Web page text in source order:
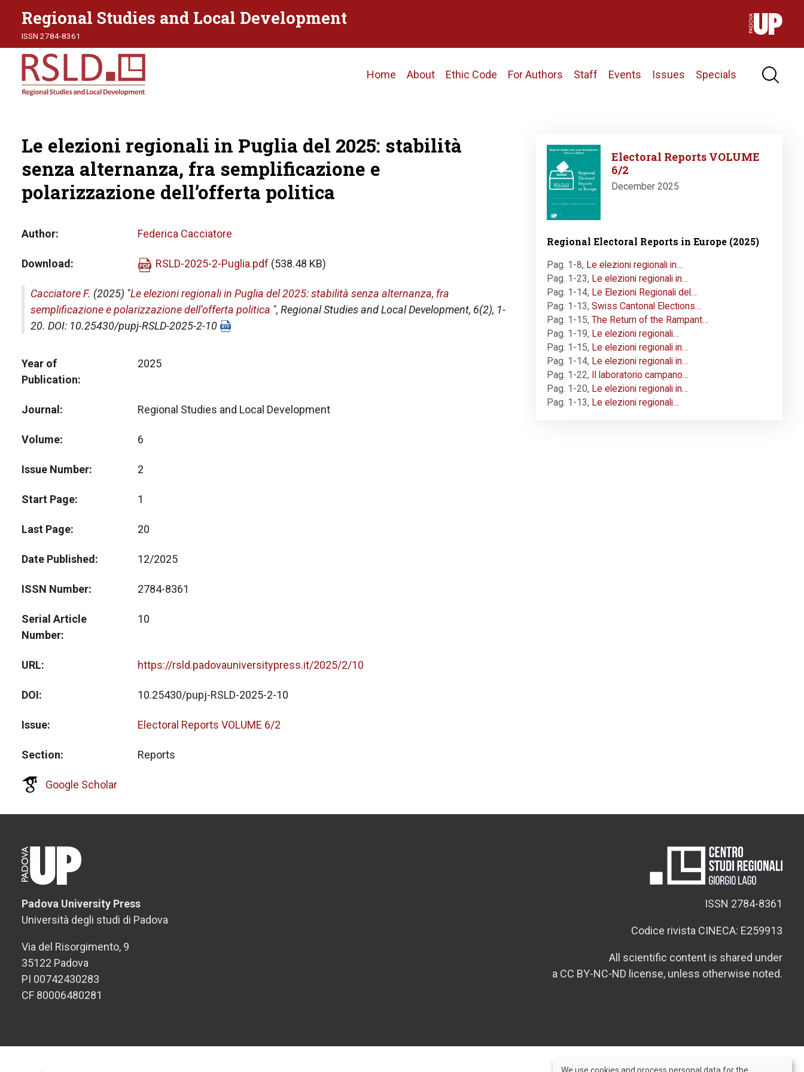
Regional Studies and Local Development
ISSN 2784-8361
Main
Home About Ethic Code For Authors Staff Events Issues Specials
Le elezioni regionali in Puglia del 2025: stabilità
senza alternanza, fra semplificazione e
polarizzazione dell’offerta politica
Author Federica Cacciatore
Download RSLD-2025-2-Puglia.pdf (538.48 KB)
Cacciatore F. (2025) "Le elezioni regionali in Puglia del 2025: stabilità senza alternanza, fra
semplificazione e polarizzazione dell’offerta politica ", Regional Studies and Local Development, 6(2), 1-
20. DOI: 10.25430/pupj-RSLD-2025-2-10
Year of
Publication
2025
Journal Regional Studies and Local Development
Volume 6
Issue Number 2
Start Page 1
Last Page 20
Date Published 12/2025
ISSN Number 2784-8361
Serial Article
Number
10
URL https://rsld.padovauniversitypress.it/2025/2/10
DOI 10.25430/pupj-RSLD-2025-2-10
Issue Electoral Reports VOLUME 6/2
Section Reports
Google Scholar
Image
Electoral Reports VOLUME
6/2
December 2025
Regional Electoral Reports in Europe (2025)
Pag. 1-8, Le elezioni regionali in…
Pag. 1-23, Le elezioni regionali in…
Pag. 1-14, Le Elezioni Regionali del…
Pag. 1-13, Swiss Cantonal Elections…
Pag. 1-15, The Return of the Rampant…
Pag. 1-19, Le elezioni regionali…
Pag. 1-15, Le elezioni regionali in…
Pag. 1-14, Le elezioni regionali in…
Pag. 1-22,
Il laboratorio campano…
Pag. 1-20, Le elezioni regionali in…
Pag. 1-13, Le elezioni regionali…
Padova University Press
Università degli studi di Padova
Via del Risorgimento, 9
35122 Padova
PI 00742430283
CF 80006480281
ISSN 2784-8361
Codice rivista CINECA: E259913
All scientific content is shared under
a CC BY-NC-ND license, unless otherwise noted.